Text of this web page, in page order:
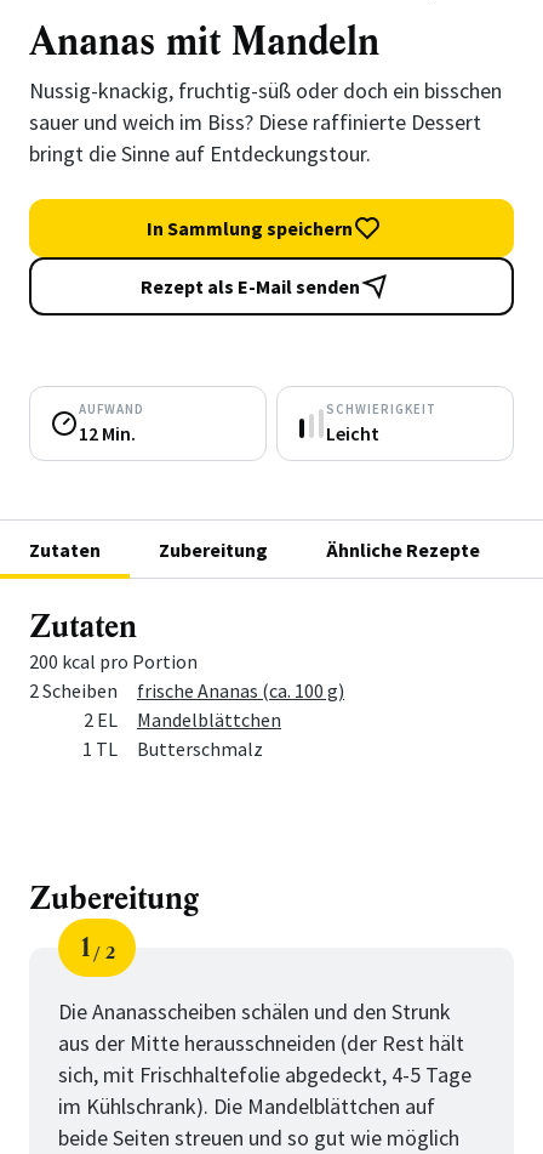
Ananas mit Mandeln
Nussig-knackig, fruchtig-süß oder doch ein bisschen
sauer und weich im Biss? Diese raffinierte Dessert
bringt die Sinne auf Entdeckungstour.
In Sammlung speichern
Rezept als E-Mail senden
AUFWAND
12 Min.
SCHWIERIGKEIT
Leicht
Zutaten Zubereitung Ähnliche Rezepte
Zutaten
200 kcal pro Portion
MengeZutat
2 Scheiben
frische Ananas (ca. 100 g)
2 EL
Mandelblättchen
1 TL
Butterschmalz
Zubereitung
Schritt
1
von
2
Die Ananasscheiben schälen und den Strunk
aus der Mitte herausschneiden (der Rest hält
sich, mit Frischhaltefolie abgedeckt, 4-5 Tage
im Kühlschrank). Die Mandelblättchen auf
beide Seiten streuen und so gut wie möglich